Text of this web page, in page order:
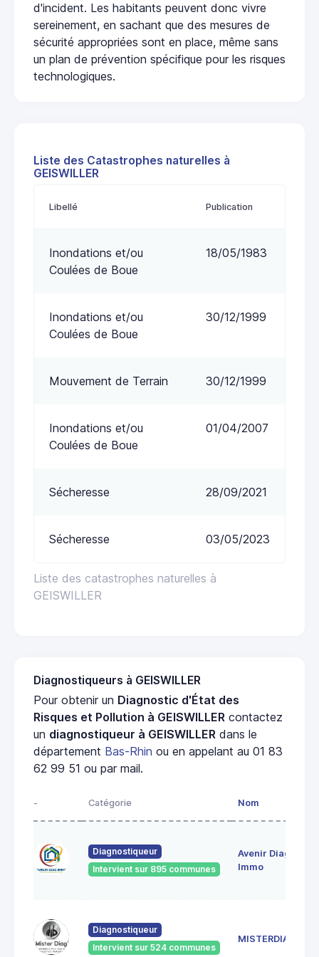
d'incident. Les habitants peuvent donc vivre
sereinement, en sachant que des mesures de
sécurité appropriées sont en place, même sans
un plan de prévention spécifique pour les risques
technologiques.
Liste des Catastrophes naturelles à
GEISWILLER
Liste des catastrophes naturelles à
GEISWILLER
Libellé Publication
Inondations et/ou
Coulées de Boue
18/05/1983
Inondations et/ou
Coulées de Boue
30/12/1999
Mouvement de Terrain 30/12/1999
Inondations et/ou
Coulées de Boue
01/04/2007
Sécheresse 28/09/2021
Sécheresse 03/05/2023
Diagnostiqueurs à GEISWILLER
Pour obtenir un Diagnostic d'État des
Risques et Pollution à GEISWILLER contactez
un diagnostiqueur à GEISWILLER dans le
département Bas-Rhin ou en appelant au 01 83
62 99 51 ou par mail.
- Catégorie Nom
Diagnostiqueur
Intervient sur 895 communes
Avenir Diag
Immo
Diagnostiqueur
Intervient sur 524 communes
MISTERDIAG